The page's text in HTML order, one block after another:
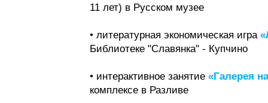
11 лет) в Русском музее
• литературная экономическая игра
Библиотеке "Славянка" - Купчино
• интерактивное занятие «Галерея
комплексе в Разливе